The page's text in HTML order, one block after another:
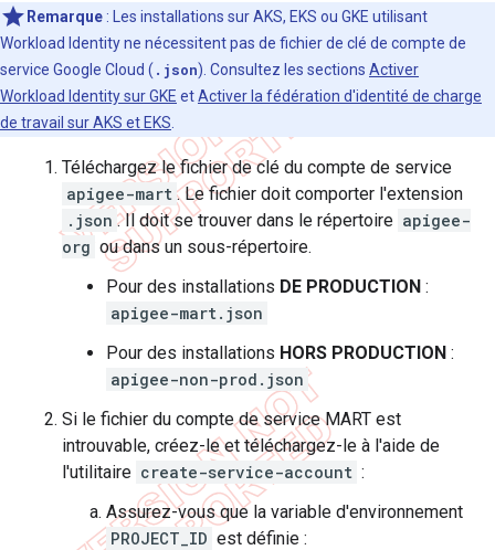
Remarque : Les installations sur AKS, EKS ou GKE utilisant
Workload Identity ne nécessitent pas de fichier de clé de compte de
service Google Cloud ( .json). Consultez les sections Activer
Workload Identity sur GKE etActiver la fédération d'identité de charge
de travail sur AKS et EKS
Téléchargez le fichier de clé du compte de service
apigee-mart . Le fichier doit comporter l'extension
.json . Il doit se trouver dans le répertoire apigee-
org ou dans un sous-répertoire.
Pour des installations DE PRODUCTION :
apigee-mart.json
Pour des installations HORS PRODUCTION :
apigee-non-prod.json
Si le fichier du compte de service MART est
introuvable, créez-le et téléchargez-le à l'aide de
l'utilitaire create-service-account :
Assurez-vous que la variable d'environnement
PROJECT_ID est définie :